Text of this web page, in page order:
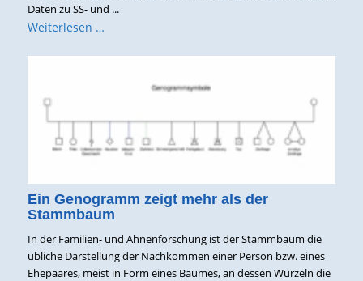
Daten zu SS- und ...
Weiterlesen …
Ein Genogramm zeigt mehr als der
Stammbaum
In der Familien- und Ahnenforschung ist der Stammbaum die
übliche Darstellung der Nachkommen einer Person bzw. eines
Ehepaares, meist in Form eines Baumes, an dessen Wurzeln die